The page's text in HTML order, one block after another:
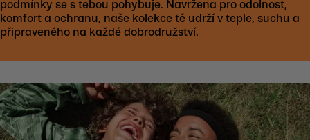
podmínky se s tebou pohybuje. Navržena pro odolnost,
komfort a ochranu, naše kolekce tě udrží v teple, suchu a
připraveného na každé dobrodružství.